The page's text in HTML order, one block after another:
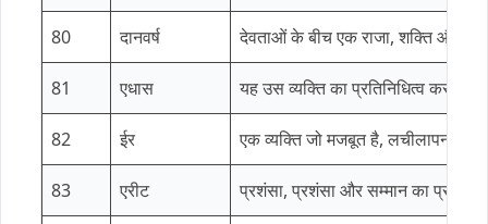
80 दानवर्ष देवताओं के बीच एक राजा, शक्ति और
81 एधास यह उस व्यक्ति का प्रतिनिधित्व करता
82 ईर एक व्यक्ति जो मजबूत है, लचीलापन और
83 एरीट प्रशंसा, प्रशंसा और सम्मान का प्रतीक।